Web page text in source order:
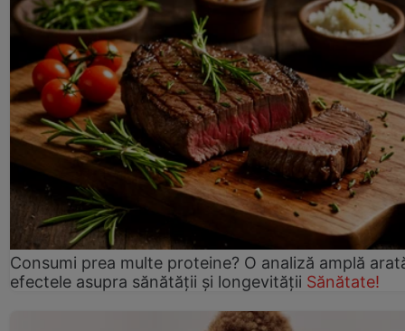
Consumi prea multe proteine? O analiză amplă
efectele asupra sănătății și longevității Sănătate!